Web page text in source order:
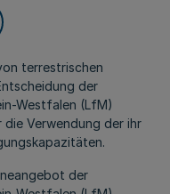
terrestrischen
der
Westfalen (LfM)
die Verwendung der ihr
der